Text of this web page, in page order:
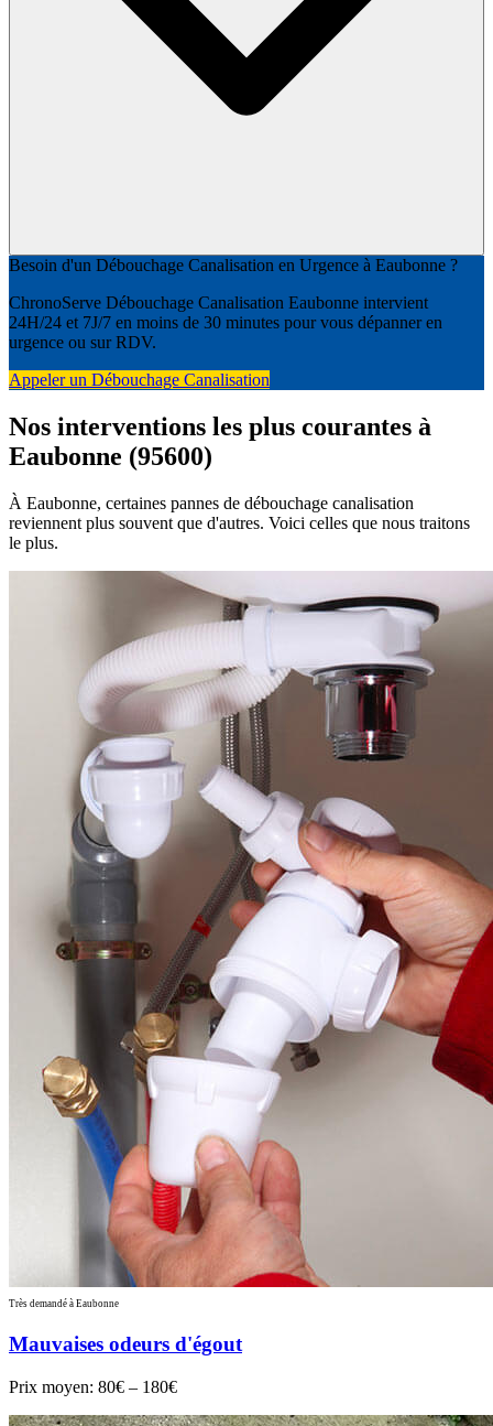
Besoin d'un Débouchage Canalisation en Urgence à Eaubonne ?
ChronoServe Débouchage Canalisation Eaubonne intervient
24H/24 et 7J/7 en moins de 30 minutes pour vous dépanner en
urgence ou sur RDV.
Appeler un Débouchage Canalisation
Nos interventions les plus courantes à
Eaubonne (95600)
À Eaubonne, certaines pannes de débouchage canalisation
reviennent plus souvent que d'autres. Voici celles que nous traitons
le plus.
Très demandé à Eaubonne
Mauvaises odeurs d'égout
Prix moyen: 80€ – 180€